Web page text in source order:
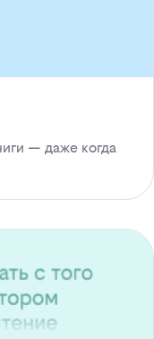
— даже когда